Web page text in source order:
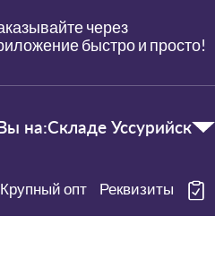
через
быстро и просто!
на:Складе Уссурийск
Крупный опт Реквизиты